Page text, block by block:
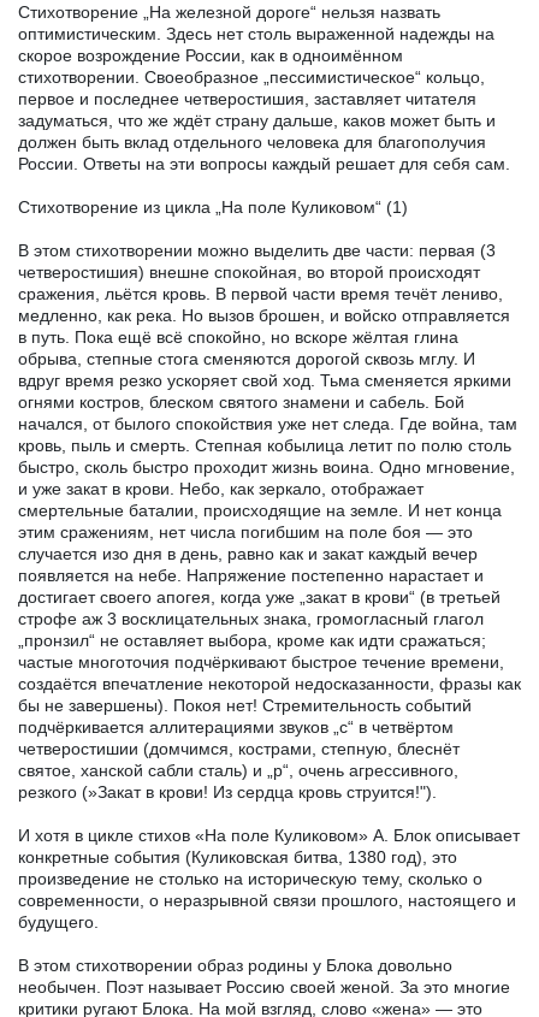
Стихотворение „На железной дороге“ нельзя назвать
оптимистическим. Здесь нет столь выраженной надежды на
скорое возрождение России, как в одноимённом
стихотворении. Своеобразное „пессимистическое“ кольцо,
первое и последнее четверостишия, заставляет читателя
задуматься, что же ждёт страну дальше, каков может быть и
должен быть вклад отдельного человека для благополучия
России. Ответы на эти вопросы каждый решает для себя сам.
Стихотворение из цикла „На поле Куликовом“ (1)
В этом стихотворении можно выделить две части: первая (3
четверостишия) внешне спокойная, во второй происходят
сражения, льётся кровь. В первой части время течёт лениво,
медленно, как река. Но вызов брошен, и войско отправляется
в путь. Пока ещё всё спокойно, но вскоре жёлтая глина
обрыва, степные стога сменяются дорогой сквозь мглу. И
вдруг время резко ускоряет свой ход. Тьма сменяется яркими
огнями костров, блеском святого знамени и сабель. Бой
начался, от былого спокойствия уже нет следа. Где война, там
кровь, пыль и смерть. Степная кобылица летит по полю столь
быстро, сколь быстро проходит жизнь воина. Одно мгновение,
и уже закат в крови. Небо, как зеркало, отображает
смертельные баталии, происходящие на земле. И нет конца
этим сражениям, нет числа погибшим на поле боя — это
случается изо дня в день, равно как и закат каждый вечер
появляется на небе. Напряжение постепенно нарастает и
достигает своего апогея, когда уже „закат в крови“ (в третьей
строфе аж 3 восклицательных знака, громогласный глагол
„пронзил“ не оставляет выбора, кроме как идти сражаться;
частые многоточия подчёркивают быстрое течение времени,
создаётся впечатление некоторой недосказанности, фразы как
бы не завершены). Покоя нет! Стремительность событий
подчёркивается аллитерациями звуков „с“ в четвёртом
четверостишии (домчимся, кострами, степную, блеснёт
святое, ханской сабли сталь) и „р“, очень агрессивного,
резкого (»Закат в крови! Из сердца кровь струится!").
И хотя в цикле стихов «На поле Куликовом» А. Блок описывает
конкретные события (Куликовская битва, 1380 год), это
произведение не столько на историческую тему, сколько о
современности, о неразрывной связи прошлого, настоящего и
будущего.
В этом стихотворении образ родины у Блока довольно
необычен. Поэт называет Россию своей женой. За это многие
критики ругают Блока. На мой взгляд, слово «жена» — это